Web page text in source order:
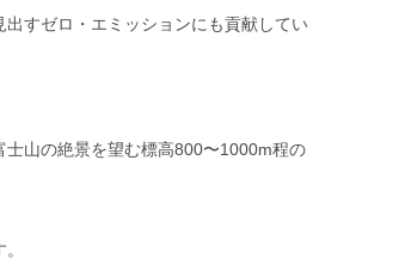
すゼロ・エミッションにも貢献してい
山の絶景を望む標高800〜1000m程の